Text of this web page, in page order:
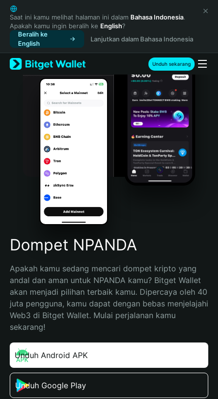
English
日本語
Tiếng Việt
Русский
Español (Latinoamérica)
Türkçe
Italiano
Português (Portugal)
Bahasa Indonesia
Português (Brasil)
Español (Argentina)
Saat ini kamu melihat halaman ini dalam Bahasa Indonesia.
Apakah kamu ingin beralih ke English?
Beralih ke
English
Lanjutkan dalam Bahasa Indonesia
Unduh sekarang
Dompet NPANDA
Apakah kamu sedang mencari dompet kripto yang
andal dan aman untuk NPANDA kamu? Bitget Wallet
akan menjadi pilihan terbaik kamu. Dipercaya oleh 40
juta pengguna, kamu dapat dengan bebas menjelajahi
Web3 di Bitget Wallet. Mulai perjalanan kamu
sekarang!
Unduh Android APK
Unduh Google Play